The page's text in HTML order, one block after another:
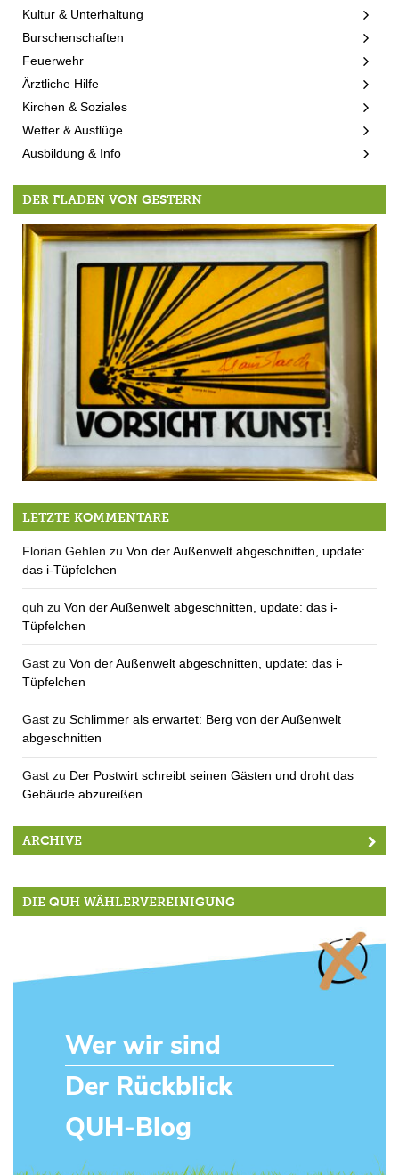
Kultur & Unterhaltung
Burschenschaften
Feuerwehr
Ärztliche Hilfe
Kirchen & Soziales
Wetter & Ausflüge
Ausbildung & Info
DER FLADEN VON GESTERN
Noch ein Highlight: Klaus Staeck in Berg
LETZTE KOMMENTARE
Florian Gehlen zu Von der Außenwelt abgeschnitten, update:
das i-Tüpfelchen
quh zu Von der Außenwelt abgeschnitten, update: das i-
Tüpfelchen
Gast zu Von der Außenwelt abgeschnitten, update: das i-
Tüpfelchen
Gast zu Schlimmer als erwartet: Berg von der Außenwelt
abgeschnitten
Gast zu Der Postwirt schreibt seinen Gästen und droht das
Gebäude abzureißen
ARCHIVE
DIE QUH WÄHLERVEREINIGUNG
Wer wir sind
Der Rückblick
QUH-Blog